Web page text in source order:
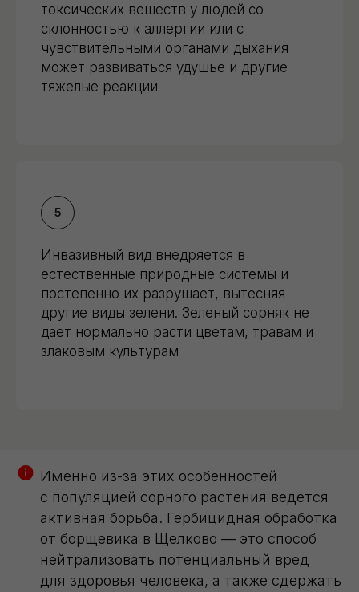
токсических веществ у людей со
склонностью к аллергии или с
чувствительными органами дыхания
может развиваться удушье и другие
тяжелые реакции
Инвазивный вид внедряется в
естественные природные системы и
постепенно их разрушает, вытесняя
другие виды зелени. Зеленый сорняк не
дает нормально расти цветам, травам и
злаковым культурам
Именно из-за этих особенностей
с популяцией сорного растения ведется
активная борьба. Гербицидная обработка
от борщевика в Щелково — это способ
нейтрализовать потенциальный вред
для здоровья человека, а также сдержать